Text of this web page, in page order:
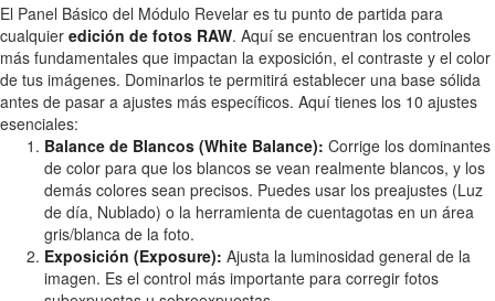
El Panel Básico del Módulo Revelar es tu punto de partida para
cualquier edición de fotos RAW. Aquí se encuentran los controles
más fundamentales que impactan la exposición, el contraste y el color
de tus imágenes. Dominarlos te permitirá establecer una base sólida
antes de pasar a ajustes más específicos. Aquí tienes los 10 ajustes
esenciales:
Balance de Blancos (White Balance): Corrige los dominantes
de color para que los blancos se vean realmente blancos, y los
demás colores sean precisos. Puedes usar los preajustes (Luz
de día, Nublado) o la herramienta de cuentagotas en un área
gris/blanca de la foto.
Exposición (Exposure): Ajusta la luminosidad general de la
imagen. Es el control más importante para corregir fotos